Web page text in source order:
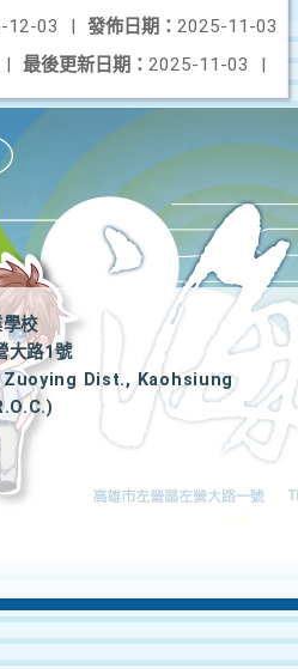
發佈日期： 2025-11-03
12-03
|
最後更新日期： 2025-11-03 |
|
校
大路1號
Dist., Kaohsiung
|